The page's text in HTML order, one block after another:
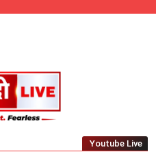
– Jharkhand's Leading Local
Youtube Live